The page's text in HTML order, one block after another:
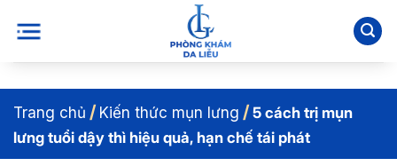
qua
Trang chủ / Kiến thức mụn lưng /5 cách trị mụn
lưng tuổi dậy thì hiệu quả, hạn chế tái phát